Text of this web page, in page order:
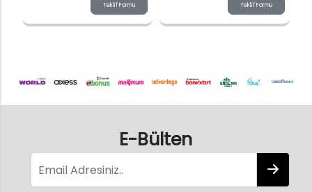
Teklif Formu Teklif Formu
E-Bülten